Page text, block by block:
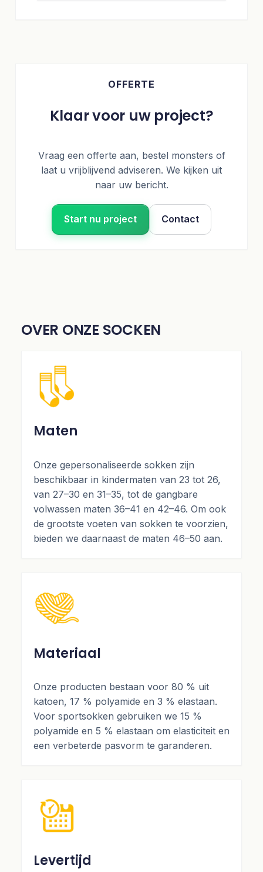
OFFERTE
Klaar voor uw project?
Vraag een offerte aan, bestel monsters of
laat u vrijblijvend adviseren. We kijken uit
naar uw bericht.
Start nu project Contact
OVER ONZE SOCKEN
Maten
Onze gepersonaliseerde sokken zijn
beschikbaar in kindermaten van 23 tot 26,
van 27–30 en 31–35, tot de gangbare
volwassen maten 36–41 en 42–46. Om ook
de grootste voeten van sokken te voorzien,
bieden we daarnaast de maten 46–50 aan.
Materiaal
Onze producten bestaan voor 80 % uit
katoen, 17 % polyamide en 3 % elastaan.
Voor sportsokken gebruiken we 15 %
polyamide en 5 % elastaan om elasticiteit en
een verbeterde pasvorm te garanderen.
Levertijd